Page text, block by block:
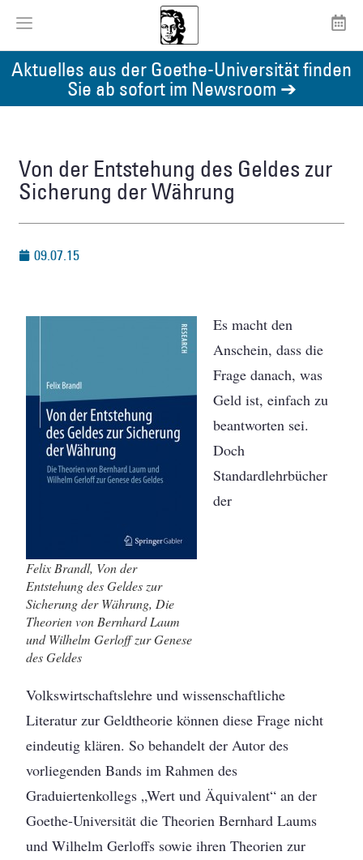
Aktuelles aus der Goethe-Universität finden
Sie ab sofort im Newsroom ➔
Von der Entstehung des Geldes zur
Sicherung der Währung
09.07.15
Felix Brandl, Von der
Entstehung des Geldes zur
Sicherung der Währung, Die
Theorien von Bernhard Laum
und Wilhelm Gerloff zur Genese
des Geldes
Es macht den
Anschein, dass die
Frage danach, was
Geld ist, einfach zu
beantworten sei.
Doch
Standardlehrbücher
der
Volkswirtschaftslehre und wissenschaftliche
Literatur zur Geldtheorie können diese Frage nicht
eindeutig klären. So behandelt der Autor des
vorliegenden Bands im Rahmen des
Graduiertenkollegs „Wert und Äquivalent“ an der
Goethe-Universität die Theorien Bernhard Laums
und Wilhelm Gerloffs sowie ihren Theorien zur